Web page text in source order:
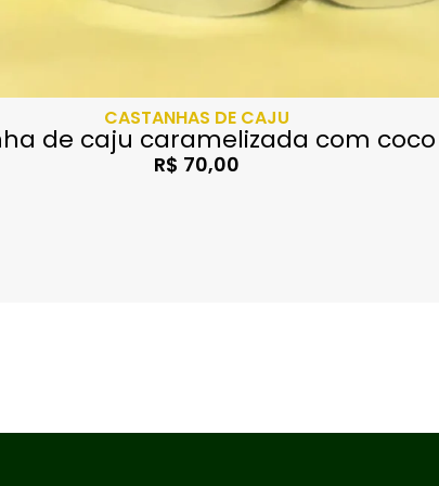
CASTANHAS DE CAJU
de caju caramelizada com coco
R$ 70,00